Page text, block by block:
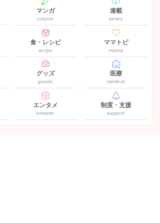
マンガ
column
連載
series
食・レシピ
recipe
ママトピ
mama
グッズ
goods
医療
medical
エンタメ
entame
制度・支援
support